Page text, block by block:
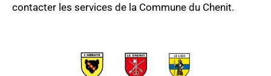
contacter les services de la Commune du Chenit.